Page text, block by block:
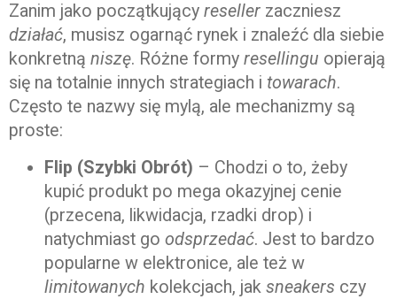
Zanim jako początkujący reseller zaczniesz
działać, musisz ogarnąć rynek i znaleźć dla siebie
konkretną niszę. Różne formy resellingu opierają
się na totalnie innych strategiach i towarach.
Często te nazwy się mylą, ale mechanizmy są
proste:
Flip (Szybki Obrót) – Chodzi o to, żeby
kupić produkt po mega okazyjnej cenie
(przecena, likwidacja, rzadki drop) i
natychmiast go odsprzedać. Jest to bardzo
popularne w elektronice, ale też w
limitowanych kolekcjach, jak sneakers czy